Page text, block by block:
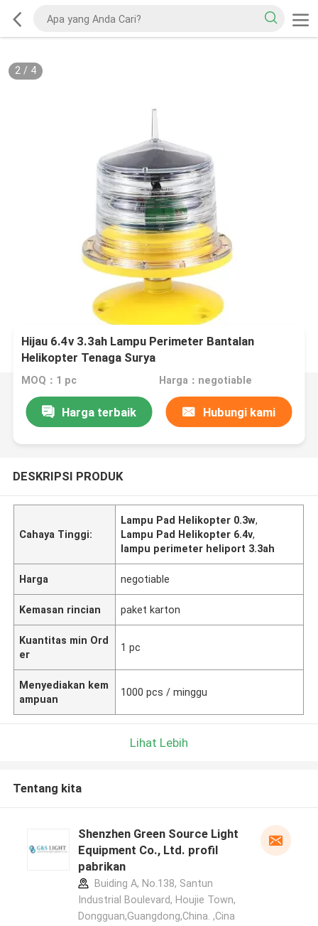
2/ 4
Hijau 6.4v 3.3ah Lampu Perimeter Bantalan
Helikopter Tenaga Surya
MOQ：1 pc Harga：negotiable
Harga terbaik Hubungi kami
DESKRIPSI PRODUK
Cahaya Tinggi:
Lampu Pad Helikopter 0.3w,
Lampu Pad Helikopter 6.4v,
lampu perimeter heliport 3.3ah
Harga negotiable
Kemasan rincian paket karton
Kuantitas min Ord
er
1 pc
Menyediakan kem
ampuan
1000 pcs / minggu
Lihat Lebih
Tentang kita
Shenzhen Green Source Light
Equipment Co., Ltd. profil
pabrikan
Buiding A, No.138, Santun
Industrial Boulevard, Houjie Town,
Dongguan,Guangdong,China. ,Cina